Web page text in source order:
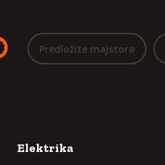
Predložite majstora
Elektrika